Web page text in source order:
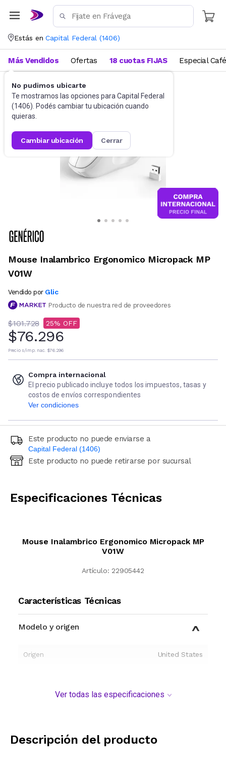
Estás en Capital Federal (1406)
No pudimos ubicarte
Te mostramos las opciones para Capital Federal
(1406). Podés cambiar tu ubicación cuando
quieras.
cambiar ubicación cerrar
Más Vendidos Ofertas 18 cuotas FIJAS Especial Café
Accesorios de Informática
Mouse Inalambrico Ergonomico Micropack MP
V01W
Vendido por Glic
Producto de nuestra red de proveedores
$101.728 25
$76.296
Precio s/imp. nac. $76.296
Compra internacional
El precio publicado incluye todos los impuestos, tasas y
costos de envíos correspondientes
Ver condiciones
Este producto no puede enviarse a
Capital Federal (1406)
Ingresá código postal (sólo números)
Este producto no puede retirarse por sucursal
Especificaciones Técnicas
Mouse Inalambrico Ergonomico Micropack MP
V01W
Artículo: 22905442
Características Técnicas
Modelo y origen
Origen United States
Ver todas las especificaciones
Descripción del producto